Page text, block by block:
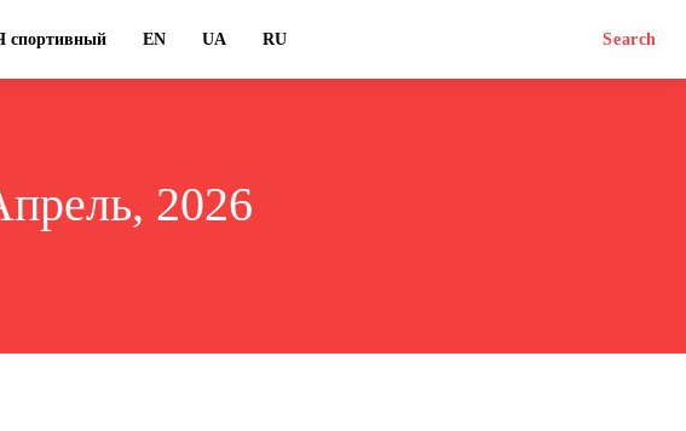
спортивный EN UA RU Search
2026